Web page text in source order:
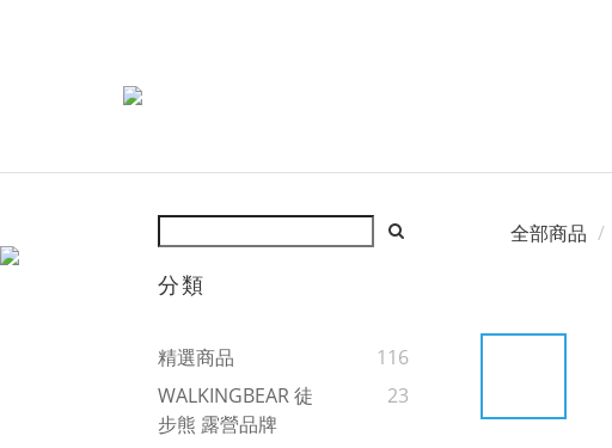
分類
精選商品
116
WALKINGBEAR 徒
步熊 露營品牌
23
全部商品